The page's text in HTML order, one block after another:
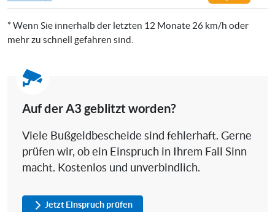
* Wenn Sie innerhalb der letzten 12 Monate 26 km/h oder
mehr zu schnell gefahren sind.
Auf der A3 geblitzt worden?
Viele Bußgeldbescheide sind fehlerhaft. Gerne
prüfen wir, ob ein Einspruch in Ihrem Fall Sinn
macht. Kostenlos und unverbindlich.
Jetzt Einspruch prüfen